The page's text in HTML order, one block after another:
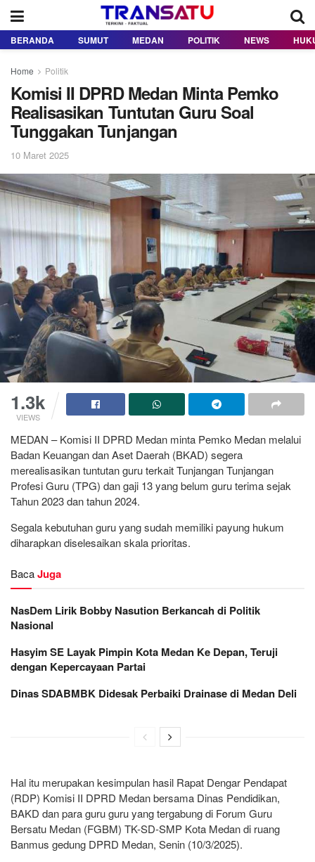
BERANDA SUMUT MEDAN POLITIK NEWS
Home Politik
Komisi II DPRD Medan Minta Pemko
Realisasikan Tuntutan Guru Soal
Tunggakan Tunjangan
10 Maret 2025
1.3k
VIEWS
MEDAN – Komisi II DPRD Medan minta Pemko Medan melalui
Badan Keuangan dan Aset Daerah (BKAD) segera
merealisasikan tuntutan guru terkait Tunjangan Tunjangan
Profesi Guru (TPG) dan gaji 13 yang belum guru terima sejak
Tahun 2023 dan tahun 2024.
Segala kebutuhan guru yang sudah memiliki payung hukum
diharapkan diselesaikan skala prioritas.
BacaJuga
NasDem Lirik Bobby Nasution Berkancah di Politik
Nasional
Hasyim SE Layak Pimpin Kota Medan Ke Depan, Teruji
dengan Kepercayaan Partai
Dinas SDABMBK Didesak Perbaiki Drainase di Medan Deli
Hal itu merupakan kesimpulan hasil Rapat Dengar Pendapat
(RDP) Komisi II DPRD Medan bersama Dinas Pendidikan,
BAKD dan para guru guru yang tergabung di Forum Guru
Bersatu Medan (FGBM) TK-SD-SMP Kota Medan di ruang
Banmus gedung DPRD Medan, Senin (10/3/2025).